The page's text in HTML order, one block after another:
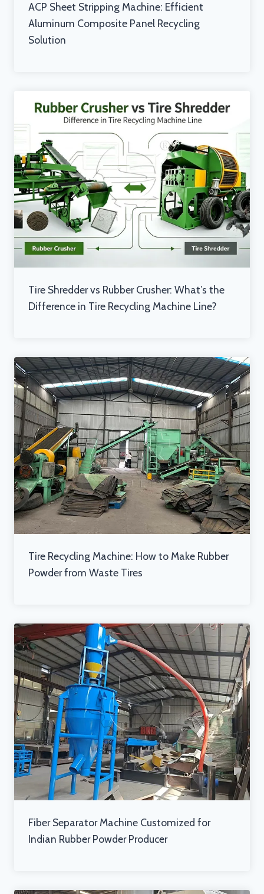
ACP Sheet Stripping Machine: Efficient
Aluminum Composite Panel Recycling
Solution
Tire Shredder vs Rubber Crusher: What’s the
Difference in Tire Recycling Machine Line?
Tire Recycling Machine: How to Make Rubber
Powder from Waste Tires
Fiber Separator Machine Customized for
Indian Rubber Powder Producer